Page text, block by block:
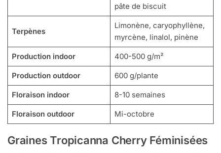
pâte de biscuit
Terpènes
Limonène, caryophyllène,
myrcène, linalol, pinène
Production indoor 400-500 g/m²
Production outdoor 600 g/plante
Floraison indoor 8-10 semaines
Floraison outdoor Mi-octobre
Graines Tropicanna Cherry Féminisées